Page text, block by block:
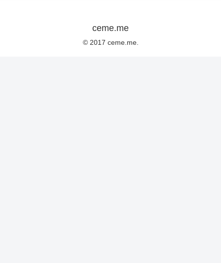
ceme.me
© 2017 ceme.me.